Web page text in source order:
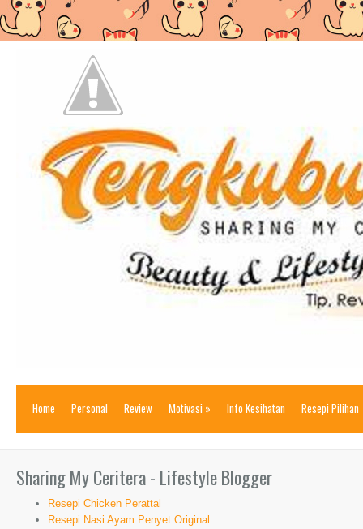
Home Personal Review Motivasi » Info Kesihatan Resepi Pilihan
Sharing My Ceritera - Lifestyle Blogger
Resepi Chicken Perattal
Resepi Nasi Ayam Penyet Original